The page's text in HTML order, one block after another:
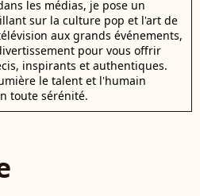
les médias, je pose un
sur la culture pop et l'art de
aux grands événements,
pour vous offrir
inspirants et authentiques.
le talent et l'humain
toute sérénité.